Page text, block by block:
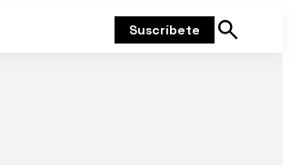
Suscríbete
Mostrar